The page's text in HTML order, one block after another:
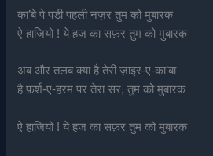
का’बे पे पड़ी पहली नज़र तुम को मुबारक
ऐ हाजियो ! ये हज का सफ़र तुम को मुबारक
अब और तलब क्या है तेरी ज़ाइर-ए-का’बा
है फ़र्श-ए-हरम पर तेरा सर, तुम को मुबारक
ऐ हाजियो ! ये हज का सफ़र तुम को मुबारक